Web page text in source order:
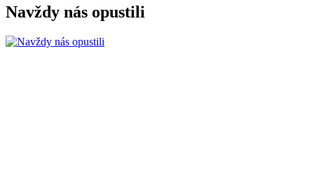
Navždy nás opustili